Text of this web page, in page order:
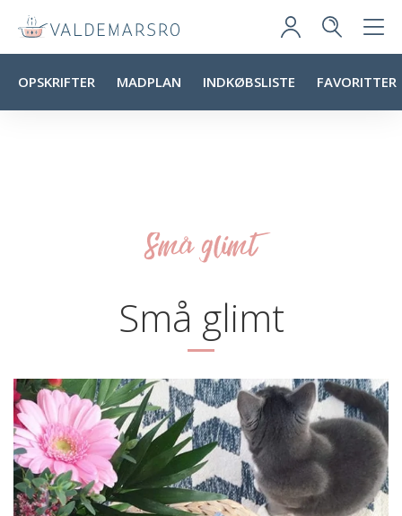
OPSKRIFTER MADPLAN INDKØBSLISTE FAVORITTER
Små glimt
Små glimt